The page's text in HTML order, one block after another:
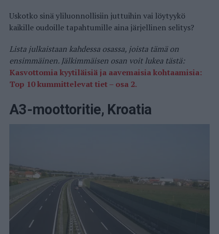
Uskotko sinä yliluonnollisiin juttuihin vai löytyykö
kaikille oudoille tapahtumille aina järjellinen selitys?
Lista julkaistaan kahdessa osassa, joista tämä on
ensimmäinen. Jälkimmäisen osan voit lukea tästä:
Kasvottomia kyytiläisiä ja aavemaisia kohtaamisia:
Top 10 kummittelevat tiet – osa 2.
A3-moottoritie, Kroatia